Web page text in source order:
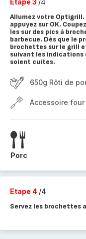
Etape 3 /4
Allumez votre Optigrill.
appuyez sur OK.
les sur des pics à
barbecue. Dès que le
brochettes sur le grill
suivant les indications
soient cuites.
650g Rôti de
Accessoire four
Porc
Etape 4 /4
Servez les brochettes